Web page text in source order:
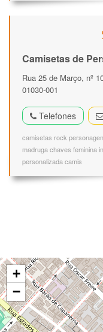
Camisetas de
Rua 25 de Março, nº
01030-001
Telefones
camisetas rock
madruga chaves feminina
personalizada camis
+
−